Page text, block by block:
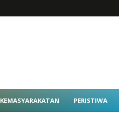
KEMASYARAKATAN PERISTIWA